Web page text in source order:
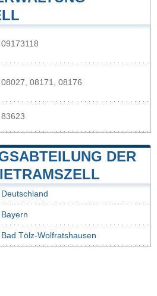
09173118
08027, 08171, 08176
83623
DER
Deutschland
Bayern
Bad Tölz-Wolfratshausen